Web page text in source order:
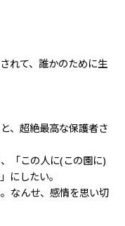
れて、誰かのために生
、超絶最高な保護者さ
「この人に(この園に)
にしたい。
なんせ、感情を思い切